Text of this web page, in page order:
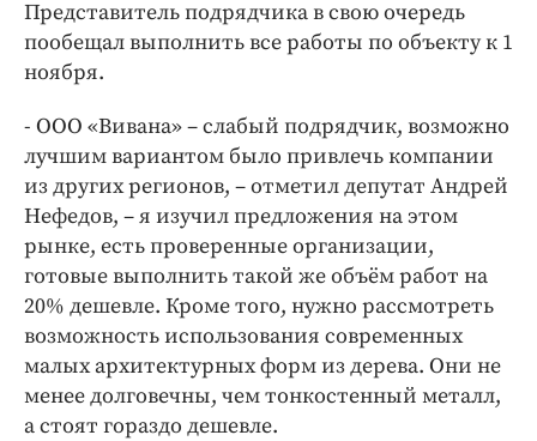
Представитель подрядчика в свою очередь
пообещал выполнить все работы по объекту к 1
ноября.
- ООО «Вивана» – слабый подрядчик, возможно
лучшим вариантом было привлечь компании
из других регионов, – отметил депутат Андрей
Нефедов, – я изучил предложения на этом
рынке, есть проверенные организации,
готовые выполнить такой же объём работ на
20% дешевле. Кроме того, нужно рассмотреть
возможность использования современных
малых архитектурных форм из дерева. Они не
менее долговечны, чем тонкостенный металл,
а стоят гораздо дешевле.